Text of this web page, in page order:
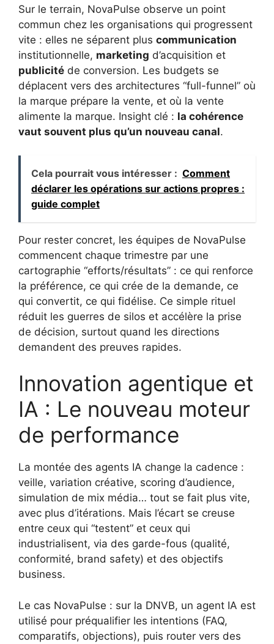
Sur le terrain, NovaPulse observe un point
commun chez les organisations qui progressent
vite : elles ne séparent plus communication
institutionnelle, marketing d’acquisition et
publicité de conversion. Les budgets se
déplacent vers des architectures “full-funnel” où
la marque prépare la vente, et où la vente
alimente la marque. Insight clé : la cohérence
vaut souvent plus qu’un nouveau canal.
Cela pourrait vous intéresser : Comment
déclarer les opérations sur actions propres :
guide complet
Pour rester concret, les équipes de NovaPulse
commencent chaque trimestre par une
cartographie “efforts/résultats” : ce qui renforce
la préférence, ce qui crée de la demande, ce
qui convertit, ce qui fidélise. Ce simple rituel
réduit les guerres de silos et accélère la prise
de décision, surtout quand les directions
demandent des preuves rapides.
Innovation agentique et
IA : Le nouveau moteur
de performance
La montée des agents IA change la cadence :
veille, variation créative, scoring d’audience,
simulation de mix média… tout se fait plus vite,
avec plus d’itérations. Mais l’écart se creuse
entre ceux qui “testent” et ceux qui
industrialisent, via des garde-fous (qualité,
conformité, brand safety) et des objectifs
business.
Le cas NovaPulse : sur la DNVB, un agent IA est
utilisé pour préqualifier les intentions (FAQ,
comparatifs, objections), puis router vers des